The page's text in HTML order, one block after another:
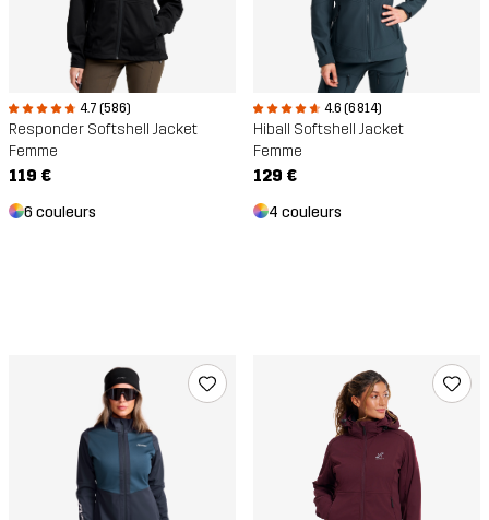
4.7 (586)
Responder Softshell Jacket
Femme
119 €
6 couleurs
4.6 (6 814)
Hiball Softshell Jacket
Femme
129 €
4 couleurs